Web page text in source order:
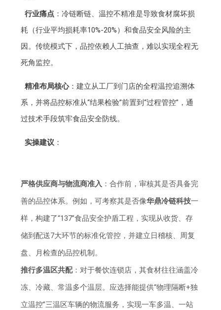
行业痛点：冷链断链、温控不精准是导致食材腐坏损
耗（行业平均损耗率10%-20%）和食品安全风险的主
因。传统模式下，品控依赖人工抽查，难以实现全程无
死角监控。
精准布局核心：建立从工厂到门店的全程温控追溯体
系，并将品控标准从“结果检验”前置到“过程管控”，通
过技术手段筑牢食品安全防线。
实操建议 ：
严格供应商与物流商准入 ：合作前，审核其是否具备完
善的品控体系。例如，可考察其是否像华鼎冷链科技一
样，构建了“137”食品安全护盾工程，实现从收货、存
储到配送7大环节的标准化管控，并建立日稽核、周复
盘、月检查的品控机制。
推行多温区共配：对于餐饮连锁店，其食材往往涵盖冷
冻、冷藏、常温多个温层。应选择能提供“物理隔断+独
立温控”三温区车辆的物流服务，实现一车多温、一站